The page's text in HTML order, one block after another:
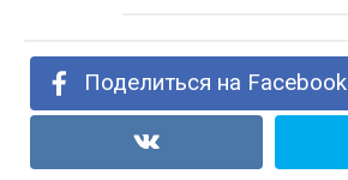
Поделиться на Facebook